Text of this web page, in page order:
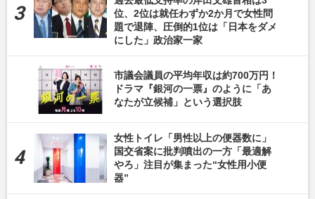
位、2位は就任わずか2か月で女性問
題で退陣、圧倒的1位は「日本をダメ
にした」政治家一家
市議会議員の平均年収は約700万円！
ドラマ『銀河の一票』のように「あ
なたが立候補」という選択肢
女性トイレ「男性以上の便器数に」
国交省案に批判噴出の一方「最適解
やろ」注目が集まった“女性用小便
器”